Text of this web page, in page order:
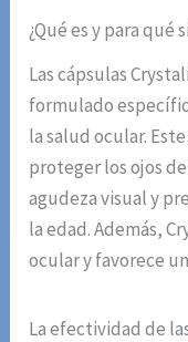
¿Qué es y para qué
Las cápsulas
formulado
la salud ocular.
proteger los ojos
agudeza visual y
la edad. Además,
ocular y favorece
La efectividad de